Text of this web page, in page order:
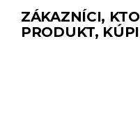
ZÁKAZNÍCI,
PRODUKT,